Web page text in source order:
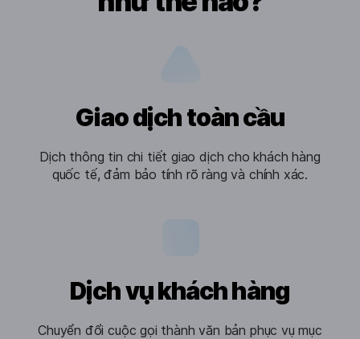
Giao dịch toàn cầu
Dịch thông tin chi tiết giao dịch cho khách hàng
quốc tế, đảm bảo tính rõ ràng và chính xác.
Dịch vụ khách hàng
Chuyển đổi cuộc gọi thành văn bản phục vụ mục